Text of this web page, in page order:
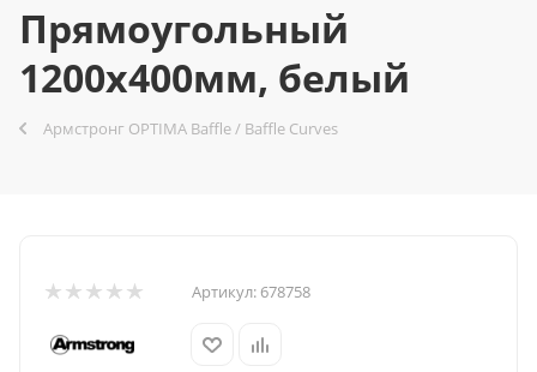
Прямоугольный
1200x400мм, белый
Армстронг OPTIMA Baffle / Baffle Curves
Артикул: 678758